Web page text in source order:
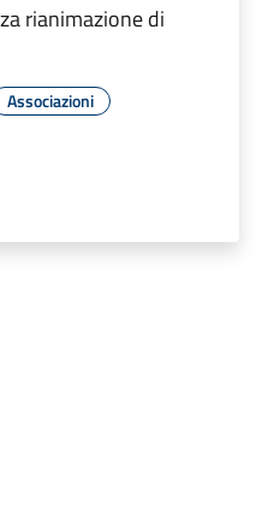
rianimazione di
Associazioni